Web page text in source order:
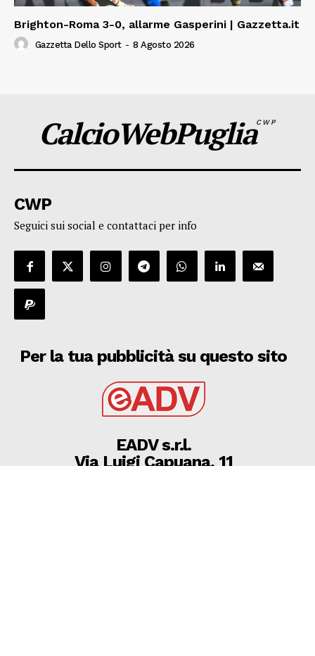
Brighton-Roma 3-0, allarme Gasperini | Gazzetta.it
Gazzetta Dello Sport - 8 Agosto 2026
CalcioWebPugliaCWP
CWP
Seguici sui social e contattaci per info
Per la tua pubblicità su questo sito
EADV s.r.l.
Via Luigi Capuana, 11